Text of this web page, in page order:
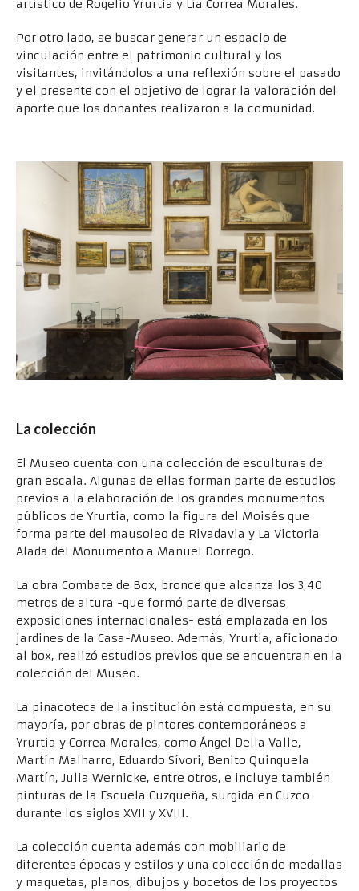
artístico de Rogelio Yrurtia y Lía Correa Morales.
Por otro lado, se buscar generar un espacio de
vinculación entre el patrimonio cultural y los
visitantes, invitándolos a una reflexión sobre el pasado
y el presente con el objetivo de lograr la valoración del
aporte que los donantes realizaron a la comunidad.
La colección
El Museo cuenta con una colección de esculturas de
gran escala. Algunas de ellas forman parte de estudios
previos a la elaboración de los grandes monumentos
públicos de Yrurtia, como la figura del Moisés que
forma parte del mausoleo de Rivadavia y La Victoria
Alada del Monumento a Manuel Dorrego.
La obra Combate de Box, bronce que alcanza los 3,40
metros de altura -que formó parte de diversas
exposiciones internacionales- está emplazada en los
jardines de la Casa-Museo. Además, Yrurtia, aficionado
al box, realizó estudios previos que se encuentran en la
colección del Museo.
La pinacoteca de la institución está compuesta, en su
mayoría, por obras de pintores contemporáneos a
Yrurtia y Correa Morales, como Ángel Della Valle,
Martín Malharro, Eduardo Sívori, Benito Quinquela
Martín, Julia Wernicke, entre otros, e incluye también
pinturas de la Escuela Cuzqueña, surgida en Cuzco
durante los siglos XVII y XVIII.
La colección cuenta además con mobiliario de
diferentes épocas y estilos y una colección de medallas
y maquetas, planos, dibujos y bocetos de los proyectos